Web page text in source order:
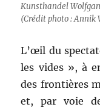
Kunsthandel
(Crédit photo : Annik
L’œil du
les vides », à
des frontières
et, par voie de